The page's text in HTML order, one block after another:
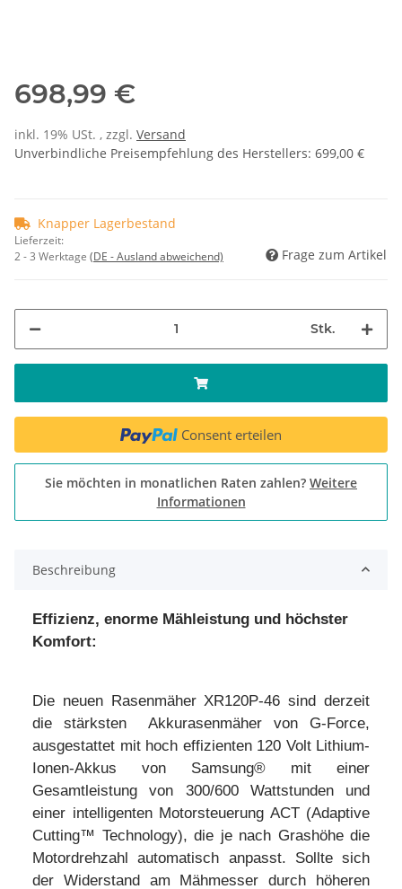
698,99 €
inkl. 19% USt. , zzgl. Versand
Unverbindliche Preisempfehlung des Herstellers: 699,00 €
Knapper Lagerbestand
Lieferzeit:
2 - 3 Werktage (DE - Ausland abweichend) Frage zum Artikel
Stk.
Consent erteilen
Sie möchten in monatlichen Raten zahlen? Weitere
Informationen
Beschreibung
Effizienz, enorme Mähleistung und höchster
Komfort:
Die neuen Rasenmäher XR120P-46 sind derzeit
die stärksten Akkurasenmäher von G-Force,
ausgestattet mit hoch effizienten 120 Volt Lithium-
Ionen-Akkus von Samsung® mit einer
Gesamtleistung von 300/600 Wattstunden und
einer intelligenten Motorsteuerung ACT (Adaptive
Cutting™ Technology), die je nach Grashöhe die
Motordrehzahl automatisch anpasst. Sollte sich
der Widerstand am Mähmesser durch höheren